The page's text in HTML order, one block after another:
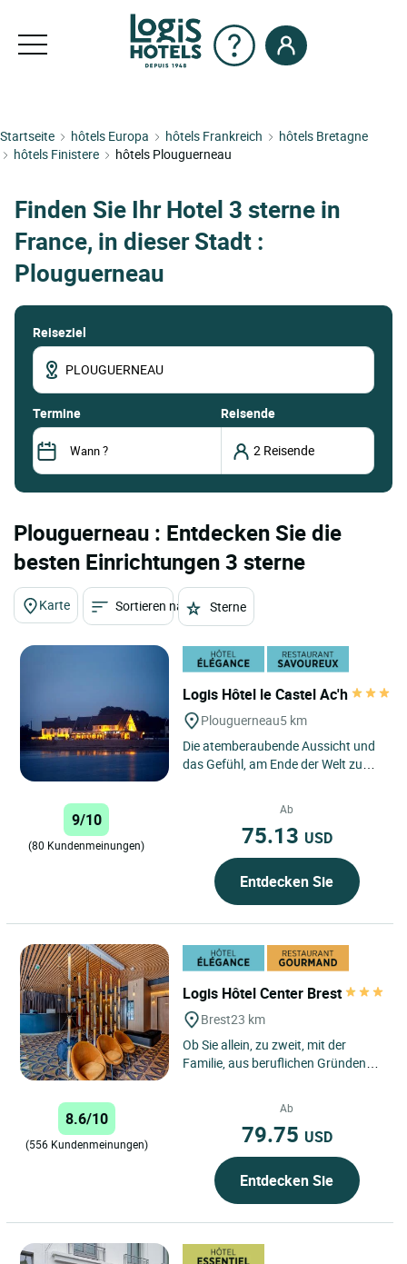
Startseite hôtels Europa hôtels Frankreich
hôtels Bretagne
hôtels Finistere
hôtels Plouguerneau
Finden Sie Ihr Hotel 3 sterne in
France, in dieser Stadt :
Plouguerneau
Reiseziel
termine Reisende
Plouguerneau : Entdecken Sie die
besten Einrichtungen 3 sterne
Karte Sortieren nach Sterne
Logis Hôtel le Castel Ac'h
Plouguerneau5 km
Die atemberaubende Aussicht und
das Gefühl, am Ende der Welt zu
9/10
(80 Kundenmeinungen)
Ab
75.13 USD
Entdecken Sie
Logis Hôtel Center Brest
Brest23 km
Ob Sie allein, zu zweit, mit der
Familie, aus beruflichen Gründen
8.6/10
(556 Kundenmeinungen)
Ab
79.75 USD
Entdecken Sie